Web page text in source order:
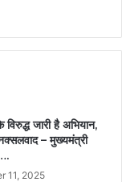
जारी है अभियान,
– मुख्यमंत्री
11, 2025